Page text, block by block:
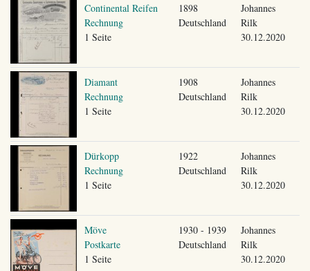
Continental Reifen
Rechnung
1 Seite
1898
Deutschland
Johannes
Rilk
30.12.2020
Diamant
Rechnung
1 Seite
1908
Deutschland
Johannes
Rilk
30.12.2020
Dürkopp
Rechnung
1 Seite
1922
Deutschland
Johannes
Rilk
30.12.2020
Möve
Postkarte
1 Seite
1930 - 1939
Deutschland
Johannes
Rilk
30.12.2020